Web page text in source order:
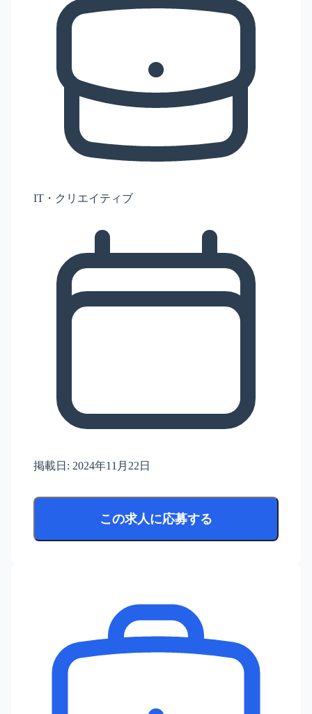
IT・クリエイティブ
掲載日: 2024年11月22日
この求人に応募する